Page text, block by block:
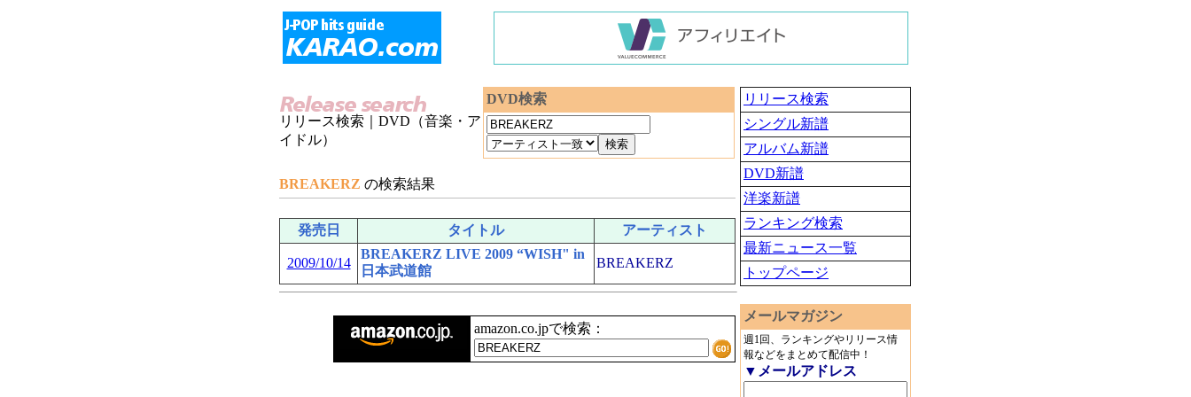
リリース検索｜DVD（音楽・ア
イドル）
DVD検索
BREAKERZ の検索結果
発売日 タイトル アーティスト
2009/10/14
BREAKERZ LIVE 2009 “WISH" in
日本武道館
BREAKERZ
amazon.co.jpで検索：
リリース検索
シングル新譜
アルバム新譜
DVD新譜
洋楽新譜
ランキング検索
最新ニュース一覧
トップページ
メールマガジン
週1回、ランキングやリリース情
報などをまとめて配信中！
▼メールアドレス